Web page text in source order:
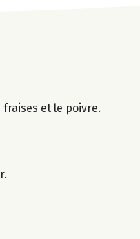
fraises et le poivre.